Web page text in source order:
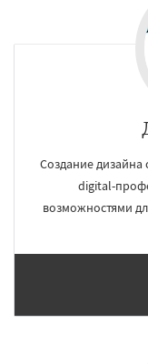
Создание
digital-
возможностями